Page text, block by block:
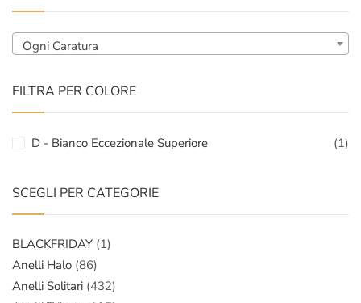
Ogni Caratura
FILTRA PER COLORE
D - Bianco Eccezionale Superiore (1)
SCEGLI PER CATEGORIE
BLACKFRIDAY (1)
Anelli Halo (86)
Anelli Solitari (432)